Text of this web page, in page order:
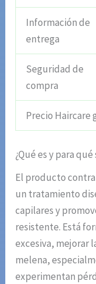
Información de
entrega
Seguridad de
compra
Precio Haircare
¿Qué es y para qué
El producto
un tratamiento
capilares y
resistente. Está
excesiva, mejorar
melena,
experimentan